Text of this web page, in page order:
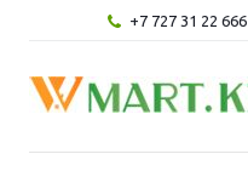
+7 727 31 22 666